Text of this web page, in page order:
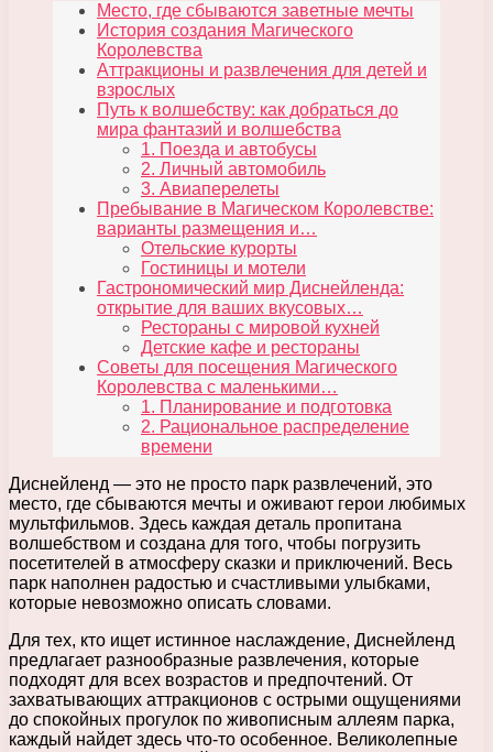
Место, где сбываются заветные мечты
История создания Магического
Королевства
Аттракционы и развлечения для детей и
взрослых
Путь к волшебству: как добраться до
мира фантазий и волшебства
1. Поезда и автобусы
2. Личный автомобиль
3. Авиаперелеты
Пребывание в Магическом Королевстве:
варианты размещения и…
Отельские курорты
Гостиницы и мотели
Гастрономический мир Диснейленда:
открытие для ваших вкусовых…
Рестораны с мировой кухней
Детские кафе и рестораны
Советы для посещения Магического
Королевства с маленькими…
1. Планирование и подготовка
2. Рациональное распределение
времени
Диснейленд — это не просто парк развлечений, это
место, где сбываются мечты и оживают герои любимых
мультфильмов. Здесь каждая деталь пропитана
волшебством и создана для того, чтобы погрузить
посетителей в атмосферу сказки и приключений. Весь
парк наполнен радостью и счастливыми улыбками,
которые невозможно описать словами.
Для тех, кто ищет истинное наслаждение, Диснейленд
предлагает разнообразные развлечения, которые
подходят для всех возрастов и предпочтений. От
захватывающих аттракционов с острыми ощущениями
до спокойных прогулок по живописным аллеям парка,
каждый найдет здесь что-то особенное. Великолепные